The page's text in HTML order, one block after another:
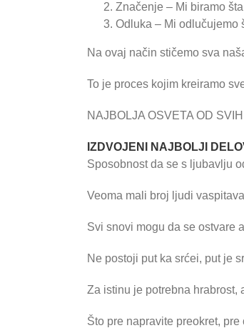
Značenje – Mi biramo
Odluka – Mi odlučujemo
Na ovaj način stičemo sva
To je proces kojim kreiramo
NAJBOLJA OSVETA OD
IZDVOJENI NAJBOLJI
Sposobnost da se s ljubavlju
Veoma mali broj ljudi
Svi snovi mogu da se ostvare
Ne postoji put ka srćei, put je
Za istinu je potrebna hrabrost,
Što pre napravite preokret,